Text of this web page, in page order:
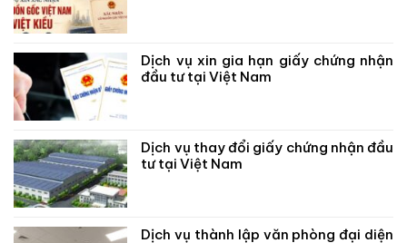
Dịch vụ xin gia hạn giấy chứng nhận
đầu tư tại Việt Nam
Dịch vụ thay đổi giấy chứng nhận đầu
tư tại Việt Nam
Dịch vụ thành lập văn phòng đại diện